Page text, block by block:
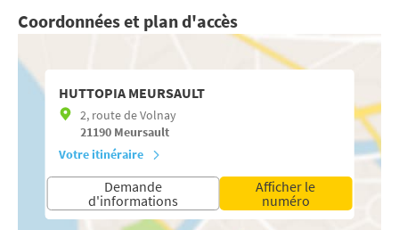
Coordonnées et plan d'accès
HUTTOPIA MEURSAULT
2, route de Volnay
21190 Meursault
Votre itinéraire
Demande
d'informations
Afficher le
numéro